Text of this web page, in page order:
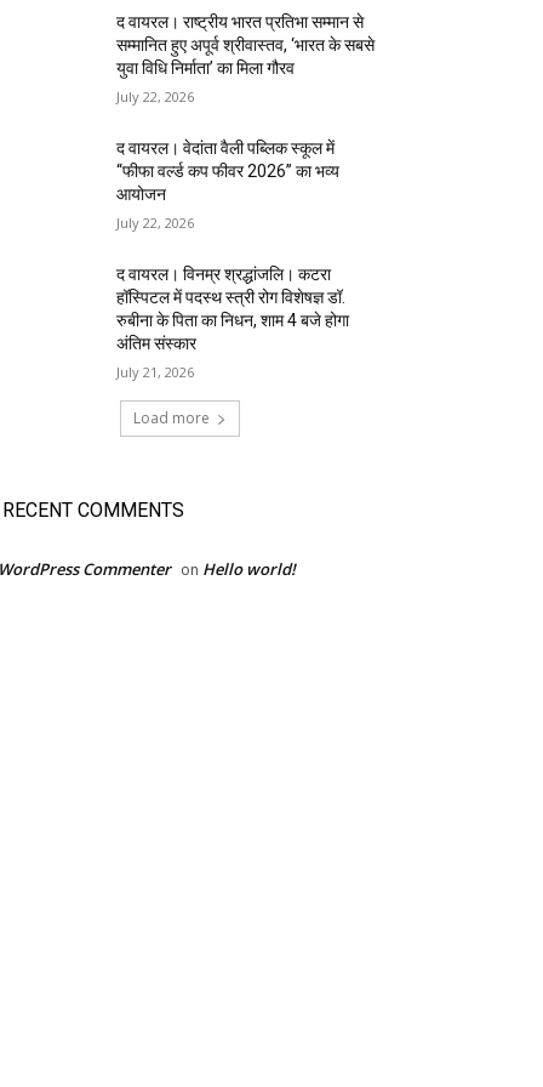
द वायरल। राष्ट्रीय भारत प्रतिभा सम्मान से
सम्मानित हुए अपूर्व श्रीवास्तव, ‘भारत के सबसे
युवा विधि निर्माता’ का मिला गौरव
July 22, 2026
द वायरल। वेदांता वैली पब्लिक स्कूल में
“फीफा वर्ल्ड कप फीवर 2026” का भव्य
आयोजन
July 22, 2026
द वायरल। विनम्र श्रद्धांजलि। कटरा
हॉस्पिटल में पदस्थ स्त्री रोग विशेषज्ञ डॉ.
रुबीना के पिता का निधन, शाम 4 बजे होगा
अंतिम संस्कार
July 21, 2026
Load more
RECENT COMMENTS
Commenter on Hello world!